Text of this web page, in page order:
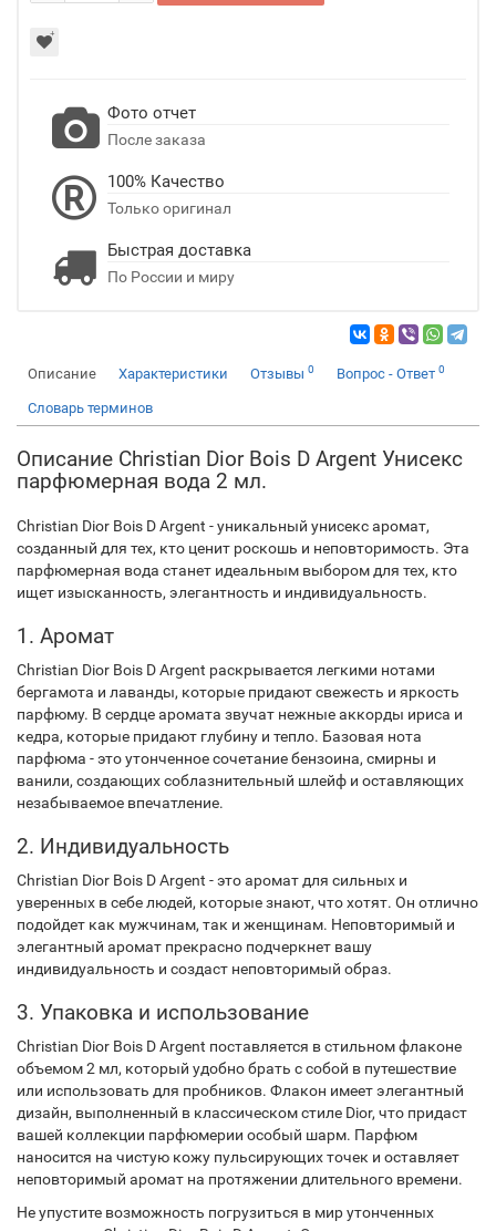
Фото отчет
После заказа
100% Качество
Только оригинал
Быстрая доставка
По России и миру
Описание Характеристики Отзывы 0 Вопрос - Ответ 0
Словарь терминов
Описание Christian Dior Bois D Argent Унисекс
парфюмерная вода 2 мл.
Christian Dior Bois D Argent - уникальный унисекс аромат,
созданный для тех, кто ценит роскошь и неповторимость. Эта
парфюмерная вода станет идеальным выбором для тех, кто
ищет изысканность, элегантность и индивидуальность.
1. Аромат
Christian Dior Bois D Argent раскрывается легкими нотами
бергамота и лаванды, которые придают свежесть и яркость
парфюму. В сердце аромата звучат нежные аккорды ириса и
кедра, которые придают глубину и тепло. Базовая нота
парфюма - это утонченное сочетание бензоина, смирны и
ванили, создающих соблазнительный шлейф и оставляющих
незабываемое впечатление.
2. Индивидуальность
Christian Dior Bois D Argent - это аромат для сильных и
уверенных в себе людей, которые знают, что хотят. Он отлично
подойдет как мужчинам, так и женщинам. Неповторимый и
элегантный аромат прекрасно подчеркнет вашу
индивидуальность и создаст неповторимый образ.
3. Упаковка и использование
Christian Dior Bois D Argent поставляется в стильном флаконе
объемом 2 мл, который удобно брать с собой в путешествие
или использовать для пробников. Флакон имеет элегантный
дизайн, выполненный в классическом стиле Dior, что придаст
вашей коллекции парфюмерии особый шарм. Парфюм
наносится на чистую кожу пульсирующих точек и оставляет
неповторимый аромат на протяжении длительного времени.
Не упустите возможность погрузиться в мир утонченных